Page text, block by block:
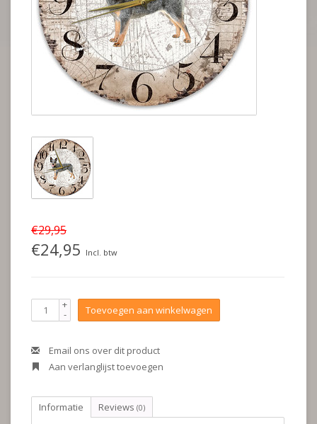
€29,95
€24,95 Incl. btw
+
- Toevoegen aan winkelwagen
Email ons over dit product
Aan verlanglijst toevoegen
Informatie Reviews (0)